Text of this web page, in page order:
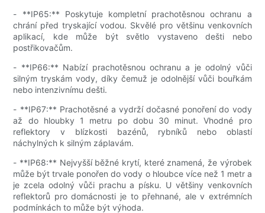
- **IP65:** Poskytuje kompletní prachotěsnou ochranu a
chrání před tryskající vodou. Skvělé pro většinu venkovních
aplikací, kde může být světlo vystaveno dešti nebo
postřikovačům.
- **IP66:** Nabízí prachotěsnou ochranu a je odolný vůči
silným tryskám vody, díky čemuž je odolnější vůči bouřkám
nebo intenzivnímu dešti.
- **IP67:** Prachotěsné a vydrží dočasné ponoření do vody
až do hloubky 1 metru po dobu 30 minut. Vhodné pro
reflektory v blízkosti bazénů, rybníků nebo oblastí
náchylných k silným záplavám.
- **IP68:** Nejvyšší běžné krytí, které znamená, že výrobek
může být trvale ponořen do vody o hloubce více než 1 metr a
je zcela odolný vůči prachu a písku. U většiny venkovních
reflektorů pro domácnosti je to přehnané, ale v extrémních
podmínkách to může být výhoda.